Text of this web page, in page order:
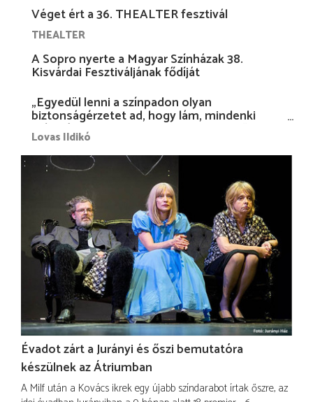
Véget ért a 36. THEALTER fesztivál
THEALTER
A Sopro nyerte a Magyar Színházak 38.
Kisvárdai Fesztiváljának fődíját
„Egyedül lenni a színpadon olyan
biztonságérzetet ad, hogy lám, mindenki
más nélkül is megvagyok magammal…”
Lovas Ildikó
Évadot zárt a Jurányi és őszi bemutatóra
készülnek az Átriumban
A Milf után a Kovács ikrek egy újabb színdarabot írtak őszre, az